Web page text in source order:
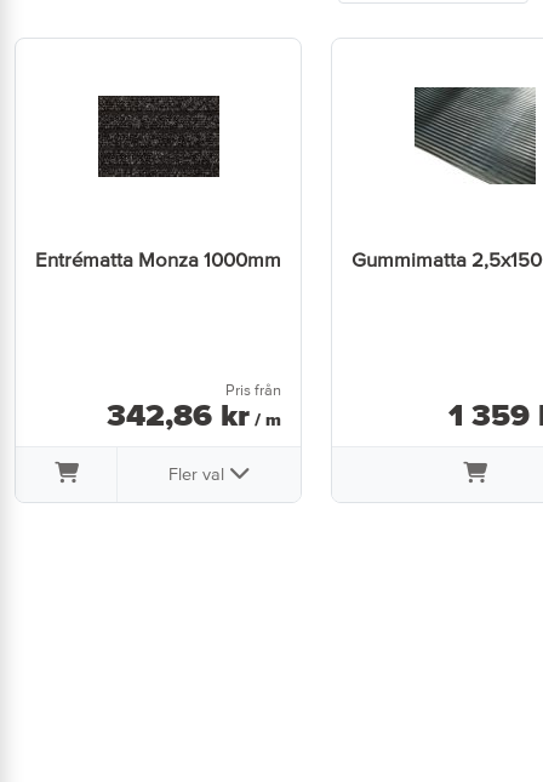
Entrématta Monza 1000mm
Pris från
342,86 kr / m
Fler val
Gummimatta
1 359